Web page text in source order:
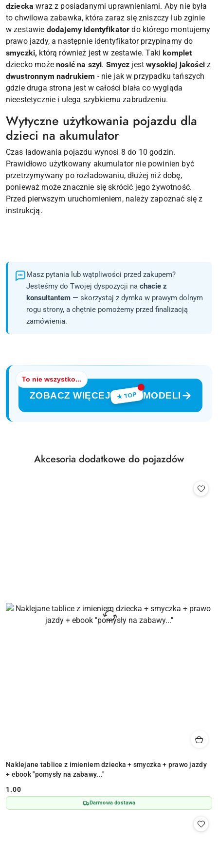
dziecka wraz z posiadanymi uprawnieniami. Aby nie była
to chwilowa zabawka, która zaraz się zniszczy lub zginie
w zestawie dodajemy identyfikator do którego montujemy
prawo jazdy, a następnie identyfikator przypinamy do
smyczki, którą również jest w zestawie. Taki komplet
dziecko możenosić na szyi. Smycz jestwysokiej jakościz
dwustronnym nadrukiem - nie jak w przypadku tańszych
gdzie druga strona jest w całości biała co wygląda
nieestetycznie i ulega szybkiemu zabrudzeniu.
Wytyczne użytkowania pojazdu dla
dzieci na akumulator
Czas ładowania pojazdu wynosi 8 do 10 godzin.
Prawidłowo użytkowany akumulator nie powinien być
przetrzymywany po rozładowaniu, dłużej niż dobę,
ponieważ może znacznie się skrócić jego żywotność.
Przed pierwszym uruchomieniem, należy zapoznać się z
instrukcją.
Masz pytania lub wątpliwości przed zakupem?
Jesteśmy do Twojej dyspozycji na chacie z
konsultantem — skorzystaj z dymka w prawym dolnym
rogu strony, a chętnie pomożemy przed finalizacją
zamówienia.
To nie wszystko...
ZOBACZ WIĘCEJ ★ TOP MODELI
Pomiń karuzelę produktów
Produkty
Akcesoria dodatkowe do pojazdów
Naklejane tablice z imieniem dziecka + smyczka + prawo jazdy
+ ebook "pomysły na zabawy..."
Cena:
1.00
Darmowa dostawa